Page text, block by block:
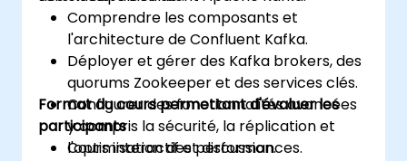
Comprendre les composants et
l'architecture de Confluent Kafka.
Déployer et gérer des Kafka brokers, des
quorums Zookeeper et des services clés.
Configurer des fonctionnalités avancées
y compris la sécurité, la réplication et
l'optimisation des performances.
Format du cours permettant d'évaluer les
participants
Cours interactif et discussion.